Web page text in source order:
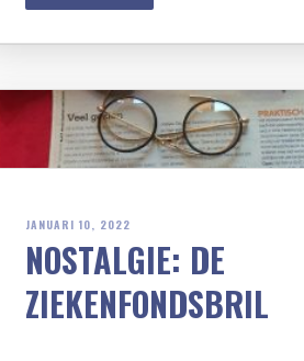
JANUARI 10, 2022
NOSTALGIE: DE
ZIEKENFONDSBRIL